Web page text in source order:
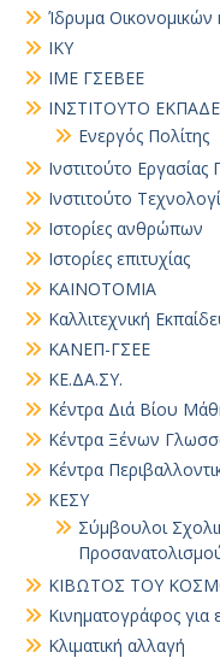
Ίδρυμα
ΙΚΥ
ΙΜΕ ΓΣΕΒΕΕ
ΙΝΣΤΙΤΟΥΤΟ
Ενεργός Πολίτης
Ινστιτούτο Εργασίας
Ινστιτούτο
Ιστορίες ανθρώπων
Ιστορίες επιτυχίας
ΚΑΙΝΟΤΟΜΙΑ
Καλλιτεχνική
ΚΑΝΕΠ-ΓΣΕΕ
ΚΕ.ΔΑ.ΣΥ.
Κέντρα Διά Βίου
Κέντρα Ξένων
Κέντρα
ΚΕΣΥ
Σύμβουλοι
ΚΙΒΩΤΟΣ ΤΟΥ
Κινηματογράφος για
Κλιματική αλλαγή